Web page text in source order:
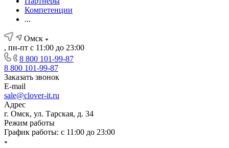
Компетенции
...
Омск
, пн-пт с 11:00 до 23:00
8 800 101-99-87
8 800 101-99-87
Заказать звонок
E-mail
sale@clover-it.ru
Адрес
г. Омск, ул. Тарская, д. 34
Режим работы
График работы: с 11:00 до 23:00